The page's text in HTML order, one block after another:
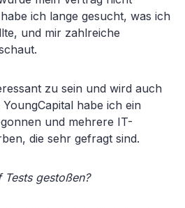
ich lange gesucht, was ich
und mir zahlreiche
zu sein und wird auch
habe ich ein
und mehrere IT-
die sehr gefragt sind.
gestoßen?